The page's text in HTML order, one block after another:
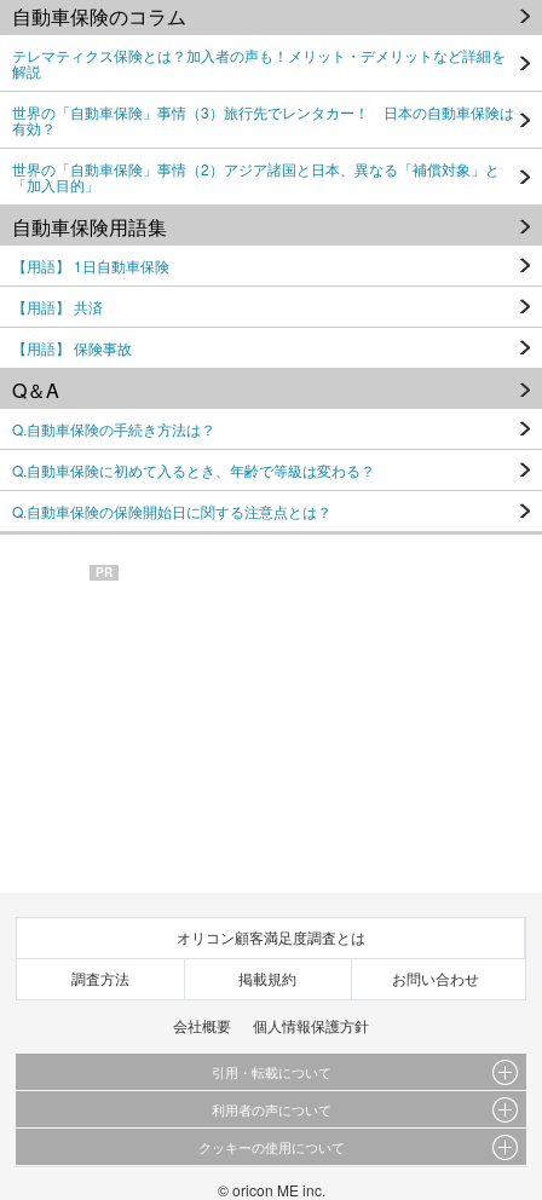
自動車保険のコラム
テレマティクス保険とは？加入者の声も！メリット・デメリットなど詳細を
解説
世界の「自動車保険」事情（3）旅行先でレンタカー！ 日本の自動車保険は
有効？
世界の「自動車保険」事情（2）アジア諸国と日本、異なる「補償対象」と
「加入目的」
自動車保険用語集
【用語】 1日自動車保険
【用語】 共済
【用語】 保険事故
Q＆A
Q.自動車保険の手続き方法は？
Q.自動車保険に初めて入るとき、年齢で等級は変わる？
Q.自動車保険の保険開始日に関する注意点とは？
PR
オリコン顧客満足度調査とは
調査方法 掲載規約 お問い合わせ
会社概要 個人情報保護方針
引用・転載について
当サイトで公開されている情報（文字、写真、イラスト、画像データ等）及びこれらの配
置・編集および構造などについての著作権は株式会社oricon MEに帰属しております。
これらの情報を権利者の許可なく無断転載・複製などの二次利用を行うことは固く禁じて
利用者の声について
当サイトに掲載している内容はすべてサービスの利用者が提出された見解・感想です。
弊社の見解・ 意見ではないことをご理解いただいた上でご覧ください。
クッキーの使用について
このサイトでは Cookie を使用して、ユーザーに合わせたコンテンツや広告の表示、ソー
© oricon ME inc.